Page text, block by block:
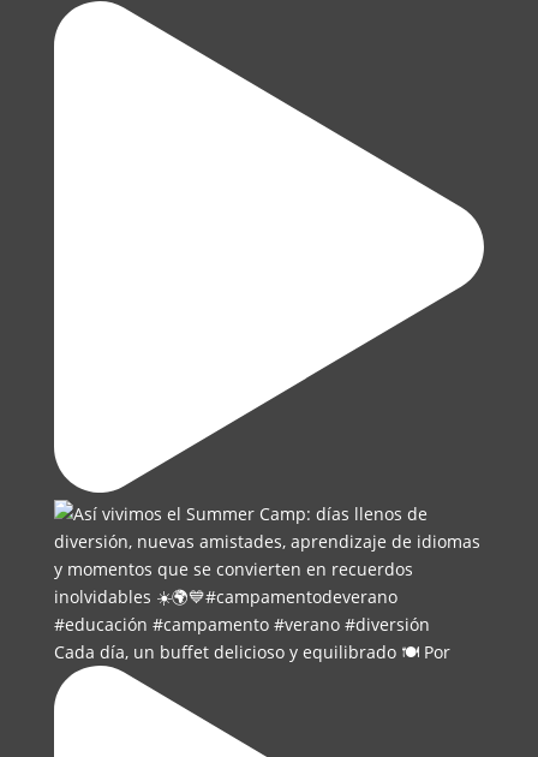
Cada día, un buffet delicioso y equilibrado 🍽️ Por